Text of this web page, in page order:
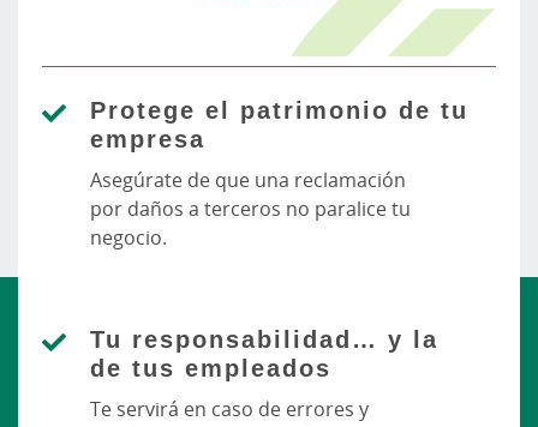
Protege el patrimonio de tu
empresa
Asegúrate de que una reclamación
por daños a terceros no paralice tu
negocio.
Tu responsabilidad… y la
de tus empleados
Te servirá en caso de errores y